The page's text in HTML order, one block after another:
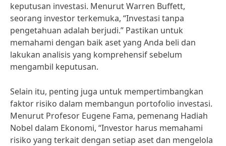
keputusan investasi. Menurut Warren Buffett,
seorang investor terkemuka, “Investasi tanpa
pengetahuan adalah berjudi.” Pastikan untuk
memahami dengan baik aset yang Anda beli dan
lakukan analisis yang komprehensif sebelum
mengambil keputusan.
Selain itu, penting juga untuk mempertimbangkan
faktor risiko dalam membangun portofolio investasi.
Menurut Profesor Eugene Fama, pemenang Hadiah
Nobel dalam Ekonomi, “Investor harus memahami
risiko yang terkait dengan setiap aset dan mengelola